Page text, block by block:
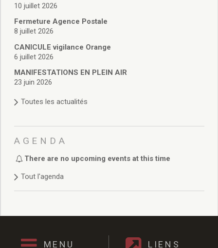
Cadastre
Actes d’état civil
Budget de Fonctionnement
Budget d’Investissement
Conseils municipaux
Règlement du conseil municipal
Délibérations 2025
Délibérations 2022
Délibérations 2021
Délibérations 2020
Délibérations 2019
Délibérations 2018
Délibérations 2014
10 juillet 2026
Fermeture Agence Postale
8 juillet 2026
CANICULE vigilance Orange
6 juillet 2026
MANIFESTATIONS EN PLEIN AIR
23 juin 2026
Toutes les actualités
AGENDA
There are no upcoming events at this time
Tout l'agenda
MENU LIENS